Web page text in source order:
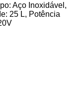
Aço Inoxidável,
25 L, Potência